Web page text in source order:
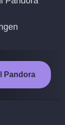
Pandora